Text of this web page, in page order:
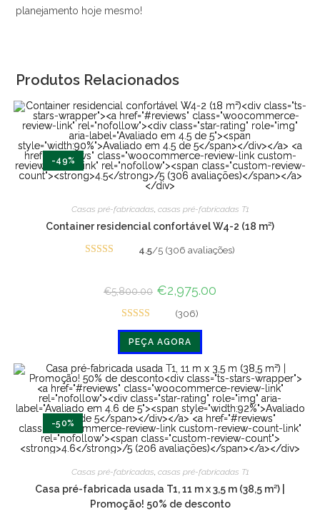
planejamento hoje mesmo!
Produtos Relacionados
-49%
Casas pré-fabricadas, casas pré-fabricadas T1
Container residencial confortável W4-2 (18 m²)
5
4.5/5 (306 avaliações)
€5,800.00 O
preço
original
€5,800.00.
€2,975.00
Avaliado
em 4.5 de
(306)
PEÇA AGORA
-50%
Casas pré-fabricadas, casas pré-fabricadas T1
Casa pré-fabricada usada T1, 11 m x 3,5 m (38,5 m²) |
Promoção! 50% de desconto